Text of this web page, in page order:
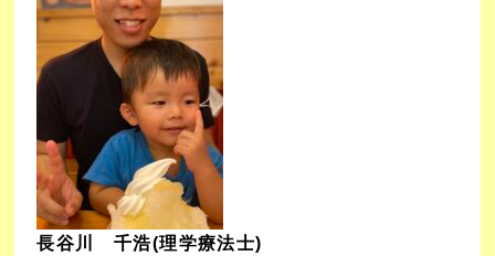
長谷川 千浩(理学療法士)